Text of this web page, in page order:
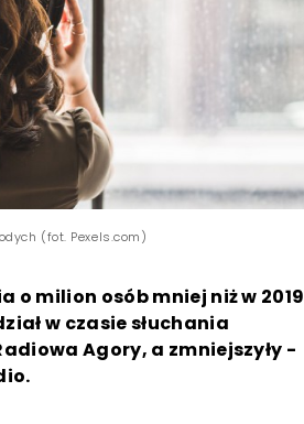
(fot. Pexels.com)
o milion osób mniej niż w 2019
w czasie słuchania
Agory, a zmniejszyły -